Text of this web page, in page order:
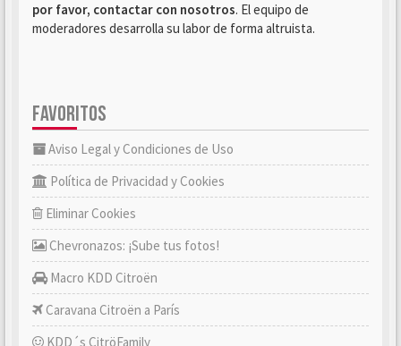
por favor, contactar con nosotros. El equipo de
moderadores desarrolla su labor de forma altruista.
FAVORITOS
Aviso Legal y Condiciones de Uso
Política de Privacidad y Cookies
Eliminar Cookies
Chevronazos: ¡Sube tus fotos!
Macro KDD Citroën
Caravana Citroën a París
KDD´s CitröFamily